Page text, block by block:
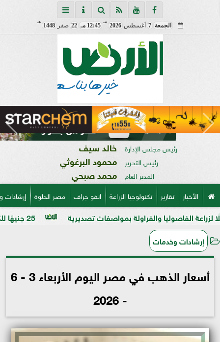
الجمعة 7 أغسطس 2026
مـ
12:45 مـ 22 صفر 1448
هـ
رئيس مجلس الإدارة خالد سيف
رئيس التحرير محمود البرغوثي
المدير العام محمد صبحي
الأخبار تقارير تكنولوجيا الزراعة انفو جراف مصر الحلوة
25 جنيهًا للكيلو.. الدولة توسع منافذ بيع السكر الحر وتخفض السعر للمواطنين والفراولة بمواصفات تصديرية
إرشادات وخدمات
أسعار الذهب في مصر اليوم الأربعاء 3 - 6
- 2026